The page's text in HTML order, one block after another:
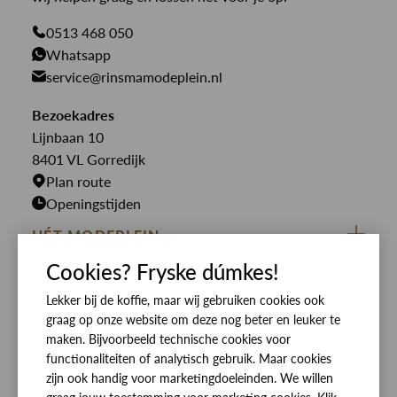
Genti
PME Legend
Butcher of Blue
Bekijk alle merken >
Jassen
Jeans
Jumpsuits
Jurken
Rokken
Giftcards
Jassen
Overhemden
Truien
T-shirts
0513 468 050
Whatsapp
service@rinsmamodeplein.nl
Bezoekadres
Lijnbaan 10
8401 VL Gorredijk
Plan route
Openingstijden
HÉT MODEPLEIN
ZIJ VAN RINSMA
DE HEEREN VAN RINSMA
RINSMA.CONCEPTS
Eten en drinken
Openingstijden
CUSTOMER CARE
Veelgestelde vragen
Retourneren & Ruilen
Betaalmethoden
SOCIALS
ZIJ VAN RINSMA DE HEEREN VAN RINSMA
Cookies? Fryske dúmkes!
Lekker bij de koffie, maar wij gebruiken cookies ook
graag op onze website om deze nog beter en leuker te
maken. Bijvoorbeeld technische cookies voor
functionaliteiten of analytisch gebruik. Maar cookies
zijn ook handig voor marketingdoeleinden. We willen